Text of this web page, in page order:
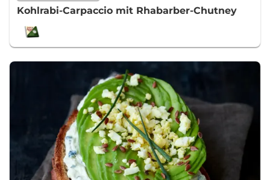
Kohlrabi-Carpaccio mit Rhabarber-Chutney